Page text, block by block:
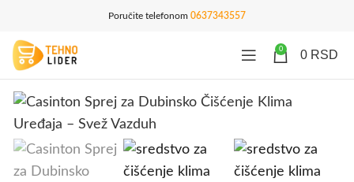
Poručite telefonom 0637343557
0 0 RSD